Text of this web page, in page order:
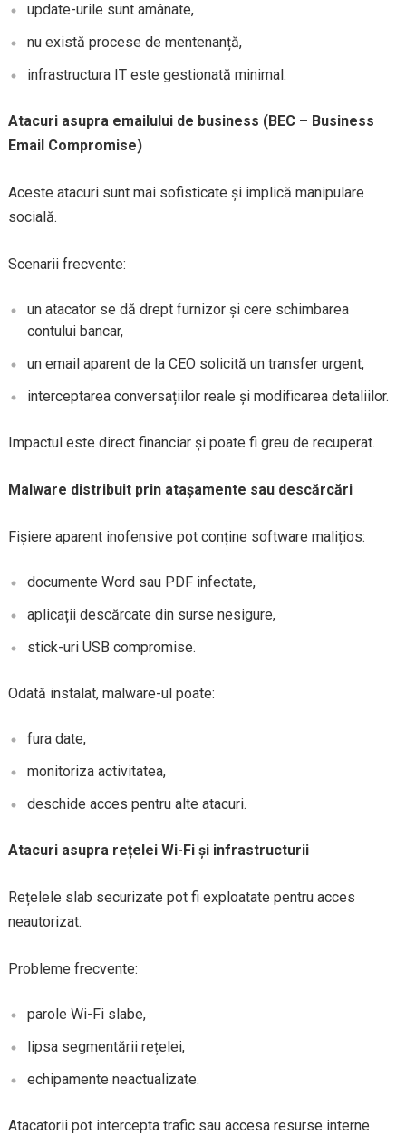
update-urile sunt amânate,
nu există procese de mentenanță,
infrastructura IT este gestionată minimal.
Atacuri asupra emailului de business (BEC – Business
Email Compromise)
Aceste atacuri sunt mai sofisticate și implică manipulare
socială.
Scenarii frecvente:
un atacator se dă drept furnizor și cere schimbarea
contului bancar,
un email aparent de la CEO solicită un transfer urgent,
interceptarea conversațiilor reale și modificarea detaliilor.
Impactul este direct financiar și poate fi greu de recuperat.
Malware distribuit prin atașamente sau descărcări
Fișiere aparent inofensive pot conține software malițios:
documente Word sau PDF infectate,
aplicații descărcate din surse nesigure,
stick-uri USB compromise.
Odată instalat, malware-ul poate:
fura date,
monitoriza activitatea,
deschide acces pentru alte atacuri.
Atacuri asupra rețelei Wi-Fi și infrastructurii
Rețelele slab securizate pot fi exploatate pentru acces
neautorizat.
Probleme frecvente:
parole Wi-Fi slabe,
lipsa segmentării rețelei,
echipamente neactualizate.
Atacatorii pot intercepta trafic sau accesa resurse interne